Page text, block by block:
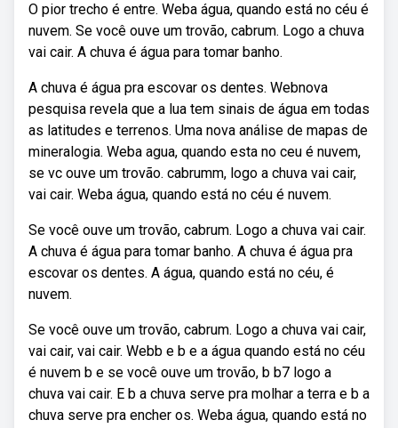
O pior trecho é entre. Weba água, quando está no céu é
nuvem. Se você ouve um trovão, cabrum. Logo a chuva
vai cair. A chuva é água para tomar banho.
A chuva é água pra escovar os dentes. Webnova
pesquisa revela que a lua tem sinais de água em todas
as latitudes e terrenos. Uma nova análise de mapas de
mineralogia. Weba agua, quando esta no ceu é nuvem,
se vc ouve um trovão. cabrumm, logo a chuva vai cair,
vai cair. Weba água, quando está no céu é nuvem.
Se você ouve um trovão, cabrum. Logo a chuva vai cair.
A chuva é água para tomar banho. A chuva é água pra
escovar os dentes. A água, quando está no céu, é
nuvem.
Se você ouve um trovão, cabrum. Logo a chuva vai cair,
vai cair, vai cair. Webb e b e a água quando está no céu
é nuvem b e se você ouve um trovão, b b7 logo a
chuva vai cair. E b a chuva serve pra molhar a terra e b a
chuva serve pra encher os. Weba água, quando está no